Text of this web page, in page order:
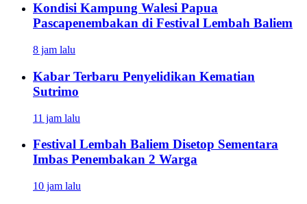
Kondisi Kampung Walesi Papua
Pascapenembakan di Festival Lembah Baliem
8 jam lalu
Kabar Terbaru Penyelidikan Kematian
Sutrimo
11 jam lalu
Festival Lembah Baliem Disetop Sementara
Imbas Penembakan 2 Warga
10 jam lalu